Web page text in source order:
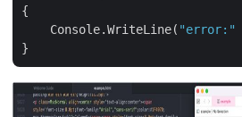
{
    Console.WriteLine(
"error:"